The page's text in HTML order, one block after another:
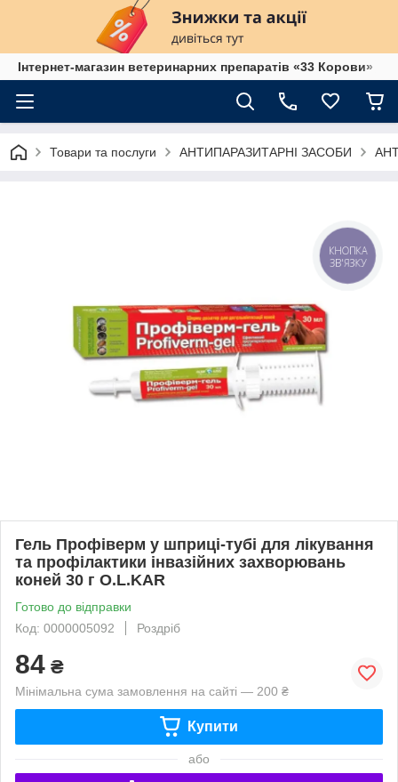
Інтернет-магазин ветеринарних препаратів «33 Корови»
Товари та послуги АНТИПАРАЗИТАРНІ ЗАСОБИ
Гель Профіверм у шприці-тубі для лікування
та профілактики інвазійних захворювань
коней 30 г O.L.KAR
Готово до відправки
Код: 0000005092
Роздріб
84 ₴
Мінімальна сума замовлення на сайті — 200 ₴
Купити
або
КНОПКА
ЗВ'ЯЗКУ